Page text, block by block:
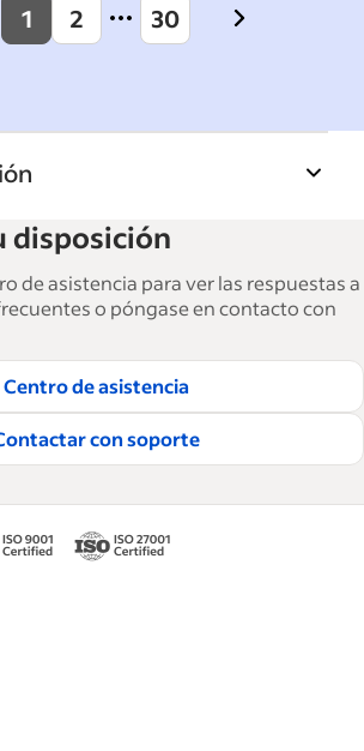
1 2 30
Next
las empresas a hacer crecer y
laboral. Con más de
en 6 idiomas, ofrecemos
procedimientos y mejores
a las empresas a
a los mejores empleados.
editoriales
disposición
de asistencia para ver las respuestas a
o póngase en contacto con
Centro de asistencia
con soporte